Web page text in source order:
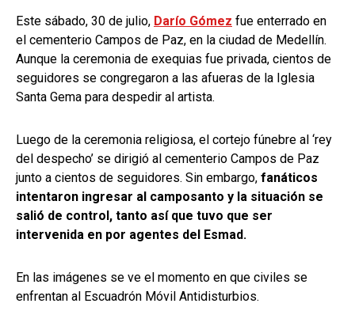
Este sábado, 30 de julio, Darío Gómez fue enterrado en
el cementerio Campos de Paz, en la ciudad de Medellín.
Aunque la ceremonia de exequias fue privada, cientos de
seguidores se congregaron a las afueras de la Iglesia
Santa Gema para despedir al artista.
Luego de la ceremonia religiosa, el cortejo fúnebre al ‘rey
del despecho’ se dirigió al cementerio Campos de Paz
junto a cientos de seguidores. Sin embargo, fanáticos
intentaron ingresar al camposanto y la situación se
salió de control, tanto así que tuvo que ser
intervenida en por agentes del Esmad.
En las imágenes se ve el momento en que civiles se
enfrentan al Escuadrón Móvil Antidisturbios.